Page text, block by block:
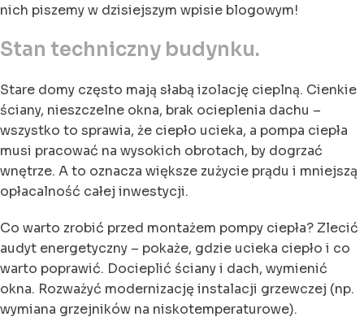
nich piszemy w dzisiejszym wpisie blogowym!
Stan techniczny budynku.
Stare domy często mają słabą izolację cieplną. Cienkie
ściany, nieszczelne okna, brak ocieplenia dachu –
wszystko to sprawia, że ciepło ucieka, a pompa ciepła
musi pracować na wysokich obrotach, by dogrzać
wnętrze. A to oznacza większe zużycie prądu i mniejszą
opłacalność całej inwestycji.
Co warto zrobić przed montażem pompy ciepła? Zlecić
audyt energetyczny – pokaże, gdzie ucieka ciepło i co
warto poprawić. Docieplić ściany i dach, wymienić
okna. Rozważyć modernizację instalacji grzewczej (np.
wymiana grzejników na niskotemperaturowe).